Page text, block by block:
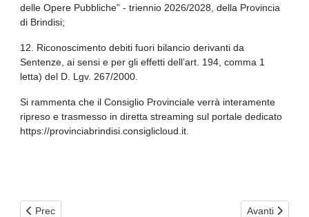
delle Opere Pubbliche” - triennio 2026/2028, della Provincia
di Brindisi;
12. Riconoscimento debiti fuori bilancio derivanti da
Sentenze, ai sensi e per gli effetti dell’art. 194, comma 1
letta) del D. Lgv. 267/2000.
Si rammenta che il Consiglio Provinciale verrà interamente
ripreso e trasmesso in diretta streaming sul portale dedicato
https://provinciabrindisi.consiglicloud.it.
Articolo precedente: Accesso ai servizi d’integrazione
Prec Articolo
Avanti